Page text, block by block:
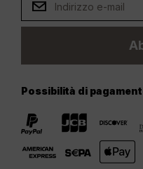
Possibilità di